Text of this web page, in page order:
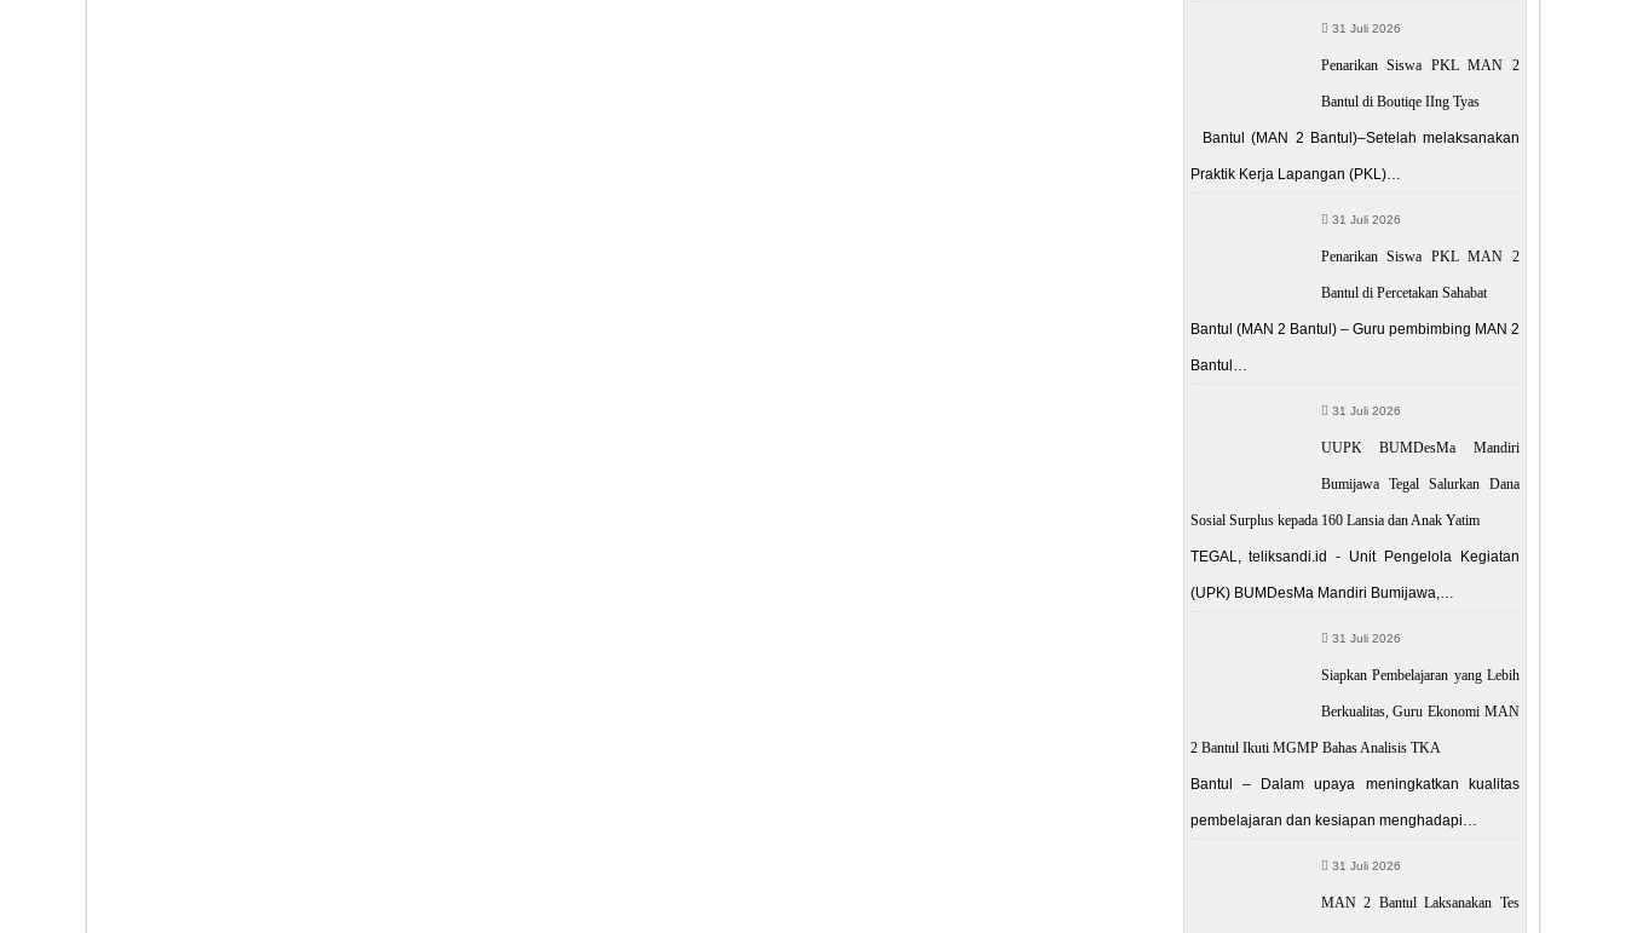
31 Juli 2026
Penarikan Siswa PKL MAN 2
Bantul di Boutiqe IIng Tyas
Bantul (MAN 2 Bantul)–Setelah melaksanakan
Praktik Kerja Lapangan (PKL)…
31 Juli 2026
Penarikan Siswa PKL MAN 2
Bantul di Percetakan Sahabat
Bantul (MAN 2 Bantul) – Guru pembimbing MAN 2
Bantul…
31 Juli 2026
UUPK BUMDesMa Mandiri
Bumijawa Tegal Salurkan Dana
Sosial Surplus kepada 160 Lansia dan Anak Yatim
TEGAL, teliksandi.id - Unit Pengelola Kegiatan
(UPK) BUMDesMa Mandiri Bumijawa,…
31 Juli 2026
Siapkan Pembelajaran yang Lebih
Berkualitas, Guru Ekonomi MAN
2 Bantul Ikuti MGMP Bahas Analisis TKA
Bantul – Dalam upaya meningkatkan kualitas
pembelajaran dan kesiapan menghadapi…
31 Juli 2026
MAN 2 Bantul Laksanakan Tes